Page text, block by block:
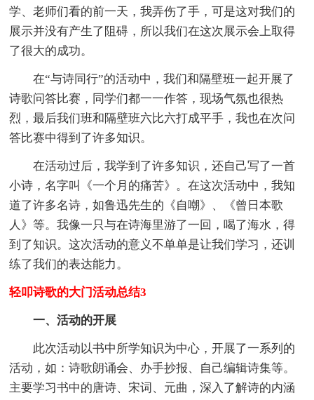
学、老师们看的前一天，我弄伤了手，可是这对我们的
展示并没有产生了阻碍，所以我们在这次展示会上取得
了很大的成功。
在“与诗同行”的活动中，我们和隔壁班一起开展了
诗歌问答比赛，同学们都一一作答，现场气氛也很热
烈，最后我们班和隔壁班六比六打成平手，我也在次问
答比赛中得到了许多知识。
在活动过后，我学到了许多知识，还自己写了一首
小诗，名字叫《一个月的痛苦》。在这次活动中，我知
道了许多名诗，如鲁迅先生的《自嘲》、《曾日本歌
人》等。我像一只与在诗海里游了一回，喝了海水，得
到了知识。这次活动的意义不单单是让我们学习，还训
练了我们的表达能力。
轻叩诗歌的大门活动总结3
一、活动的开展
此次活动以书中所学知识为中心，开展了一系列的
活动，如：诗歌朗诵会、办手抄报、自己编辑诗集等。
主要学习书中的唐诗、宋词、元曲，深入了解诗的内涵